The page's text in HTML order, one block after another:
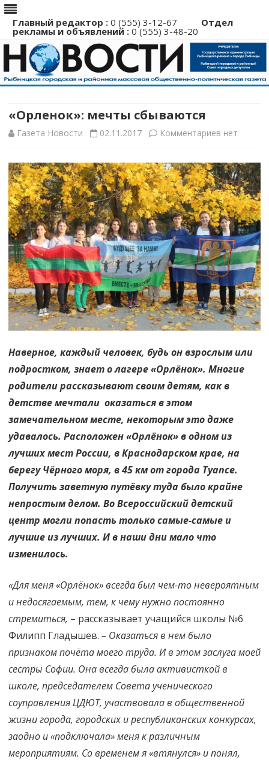
Главный редактор : 0 (555) 3-12-67 Отдел
рекламы и объявлений : 0 (555) 3-48-20
Перейти
содержимому
«Орленок»: мечты сбываются
Газета Новости 02.11.2017 Комментариев к
«Орленок»:
мечты
сбываются
нет
Наверное, каждый человек, будь он взрослым или
подростком, знает о лагере «Орлёнок». Многие
родители рассказывают своим детям, как в
детстве мечтали оказаться в этом
замечательном месте, некоторым это даже
удавалось. Расположен «Орлёнок» в одном из
лучших мест России, в Краснодарском крае, на
берегу Чёрного моря, в 45 км от города Туапсе.
Получить заветную путёвку туда было крайне
непростым делом. Во Всероссийский детский
центр могли попасть только самые-самые и
лучшие из лучших. И в наши дни мало что
изменилось.
«Для меня «Орлёнок» всегда был чем-то невероятным
и недосягаемым, тем, к чему нужно постоянно
стремиться, – рассказывает учащийся школы №6
Филипп Гладышев. – Оказаться в нем было
признаком почёта моего труда. И в этом заслуга моей
сестры Софии. Она всегда была активисткой в
школе, председателем Совета ученического
соуправления ЦДЮТ, участвовала в общественной
жизни города, городских и республиканских конкурсах,
заодно и «подключала» меня к различным
мероприятиям. Со временем я «втянулся» и понял,